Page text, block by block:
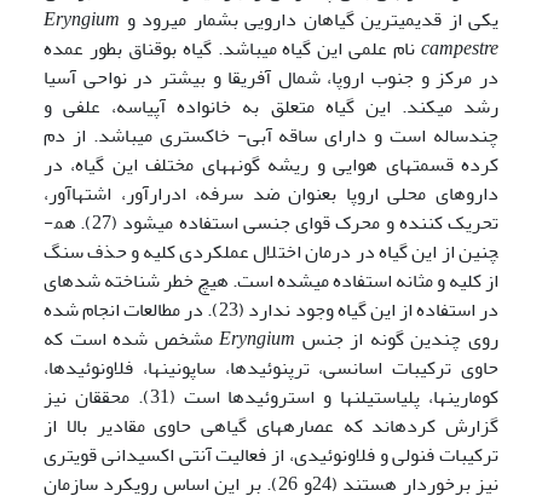
یکی از قدیمی­ترین گیاهان دارویی بشمار می­رود و Eryngium
campestreنام علمی این گیاه می­باشد. گیاه بوقناق بطور عمده
در مرکز و جنوب اروپا، شمال آفریقا و بیشتر در نواحی آسیا
رشد می­کند. این گیاه متعلق به خانواده آپیاسه، علفی و
چندساله است و دارای ساقه آبی- خاکستری می­باشد. از دم
کرده قسمت­های هوایی و ریشه گونه­های مختلف این گیاه، در
داروهای محلی اروپا بعنوان ضد سرفه، ادرارآور، اشتهاآور،
تحریک کننده و محرک قوای جنسی استفاده می­شود (27). هم­
چنین از این گیاه در درمان اختلال عمل­کردی کلیه و حذف سنگ
از کلیه و مثانه استفاده می­شده است. هیچ خطر شناخته شده­ای
در استفاده از این گیاه وجود ندارد (23). در مطالعات انجام شده
روی چندین گونه از جنس Eryngiumمشخص شده است که
حاوی ترکیبات اسانسی، ترپنوئیدها، ساپونین­ها، فلاونوئیدها،
کومارین­ها، پلی­استیلن­ها و استروئیدها است (31). محققان نیز
گزارش کرده­اند که عصاره­های گیاهی حاوی مقادیر بالا از
ترکیبات فنولی و فلاونوئیدی، از فعالیت آنتی اکسیدانی قویتری
نیز برخوردار هستند (24و 26). بر این اساس رویکرد سازمان